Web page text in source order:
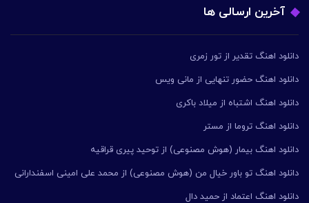
آخرین ارسالی ها
دانلود اهنگ تقدیر از تور زمری
دانلود اهنگ حضور تنهایی از مانی ویس
دانلود اهنگ اشتباه از میلاد باکری
دانلود اهنگ تروما از مستر
دانلود اهنگ بیمار (هوش مصنوعی) از توحید پیری قراقیه
دانلود اهنگ تو باور خیال من (هوش مصنوعی) از محمد علی امینی اسفندارانی
دانلود اهنگ اعتماد از حمید دال